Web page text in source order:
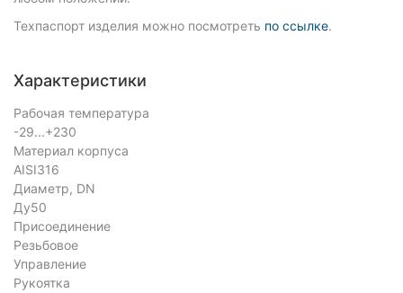
Техпаспорт изделия можно посмотреть по ссылке.
Характеристики
Рабочая температура
-29...+230
Материал корпуса
AISI316
Диаметр, DN
Ду50
Присоединение
Резьбовое
Управление
Рукоятка